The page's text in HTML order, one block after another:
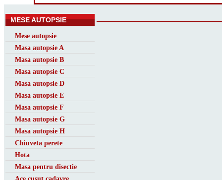
MESE AUTOPSIE
Mese autopsie
Masa autopsie A
Masa autopsie B
Masa autopsie C
Masa autopsie D
Masa autopsie E
Masa autopsie F
Masa autopsie G
Masa autopsie H
Chiuveta perete
Hota
Masa pentru disectie
Ace cusut cadavre